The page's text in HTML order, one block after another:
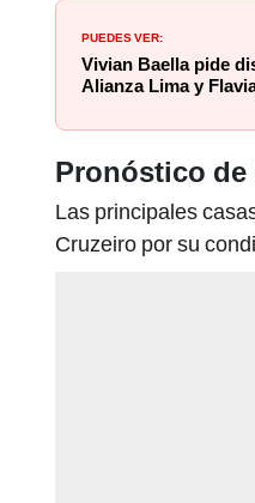
PUEDES VER:
Vivian Baella pide
Alianza Lima y
Pronóstico de
Las principales
Cruzeiro por su